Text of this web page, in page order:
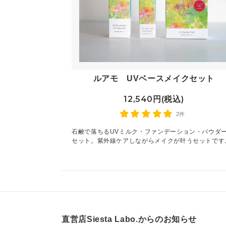
ルアモ UVベースメイクセット
12,540円(税込)
2件
石鹸で落ちるUVミルク・ファンデーション・パウダ
セット。紫外線ケアしながらメイクが叶うセットです
直営店Siesta Labo.からのお知らせ